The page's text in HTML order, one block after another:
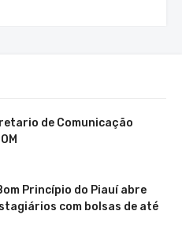
de Comunicação
Princípio do Piauí abre
com bolsas de até